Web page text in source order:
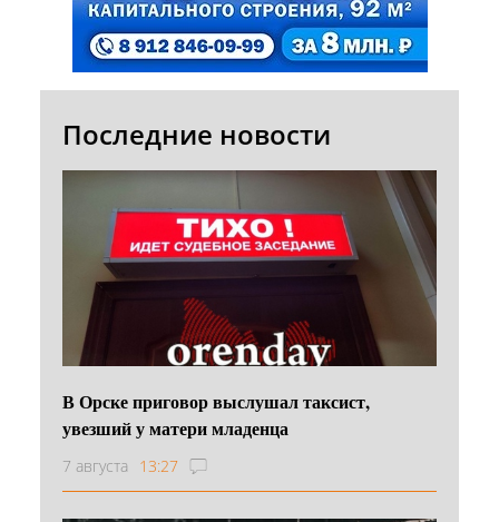
Последние новости
В Орске приговор выслушал таксист,
увезший у матери младенца
7 августа 13:27